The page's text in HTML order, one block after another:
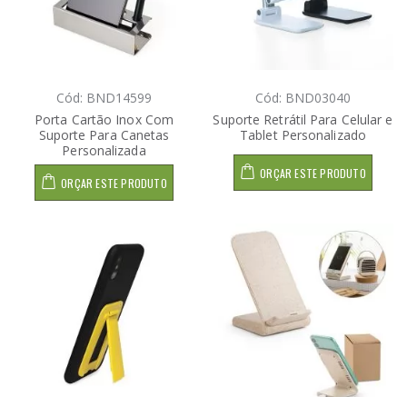
Cód: BND14599
Porta Cartão Inox Com
Suporte Para Canetas
Personalizada
ORÇAR ESTE PRODUTO
Cód: BND03040
Suporte Retrátil Para Celular e
Tablet Personalizado
ORÇAR ESTE PRODUTO